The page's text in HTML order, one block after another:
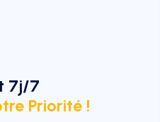
gestion de transport
7j/7
Priorité !